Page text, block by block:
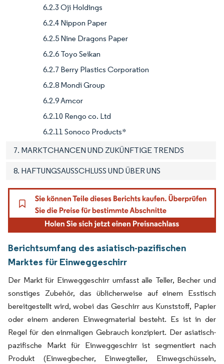
6.2.3 Oji Holdings
6.2.4 Nippon Paper
6.2.5 Nine Dragons Paper
6.2.6 Toyo Seikan
6.2.7 Berry Plastics Corporation
6.2.8 Mondi Group
6.2.9 Amcor
6.2.10 Rengo co. Ltd
6.2.11 Sonoco Products*
7. MARKTCHANCEN UND ZUKÜNFTIGE TRENDS
8. HAFTUNGSAUSSCHLUSS UND ÜBER UNS
Berichtsumfang des asiatisch-pazifischen
Marktes für Einweggeschirr
Der Markt für Einweggeschirr umfasst alle Teller, Becher und
sonstiges Zubehör, das üblicherweise auf einem Esstisch
bereitgestellt wird, wobei das Geschirr aus Kunststoff, Papier
oder einem anderen Einwegmaterial besteht. Es ist in der
Regel für den einmaligen Gebrauch konzipiert. Der asiatisch-
pazifische Markt für Einweggeschirr ist segmentiert nach
Produkt (Einwegbecher, Einwegteller, Einwegschüsseln,